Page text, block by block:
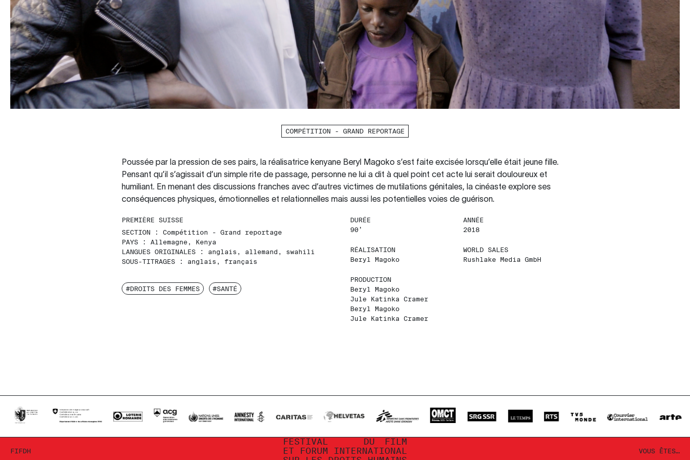
COMPÉTITION - GRAND REPORTAGE
Poussée par la pression de ses pairs, la réalisatrice kenyane Beryl Magoko s’est faite excisée lorsqu’elle était jeune fille.
Pensant qu’il s’agissait d’un simple rite de passage, personne ne lui a dit à quel point cet acte lui serait douloureux et
humiliant. En menant des discussions franches avec d’autres victimes de mutilations génitales, la cinéaste explore ses
conséquences physiques, émotionnelles et relationnelles mais aussi les potentielles voies de guérison.
PREMIÈRE SUISSE
SECTION :Compétition - Grand reportage
PAYS : Allemagne, Kenya
LANGUES ORIGINALES : anglais, allemand, swahili
SOUS-TITRAGES : anglais, français
#DROITS DES FEMMES #SANTÉ
DURÉE
90’
ANNÉE
2018
RÉALISATION
Beryl Magoko
PRODUCTION
Beryl Magoko
Jule Katinka Cramer
Beryl Magoko
Jule Katinka Cramer
WORLD SALES
Rushlake Media GmbH
FIFDH
FESTIVAL DU
FILM
ET
FORUM
INTERNATIONAL
VOUS ÊTES…